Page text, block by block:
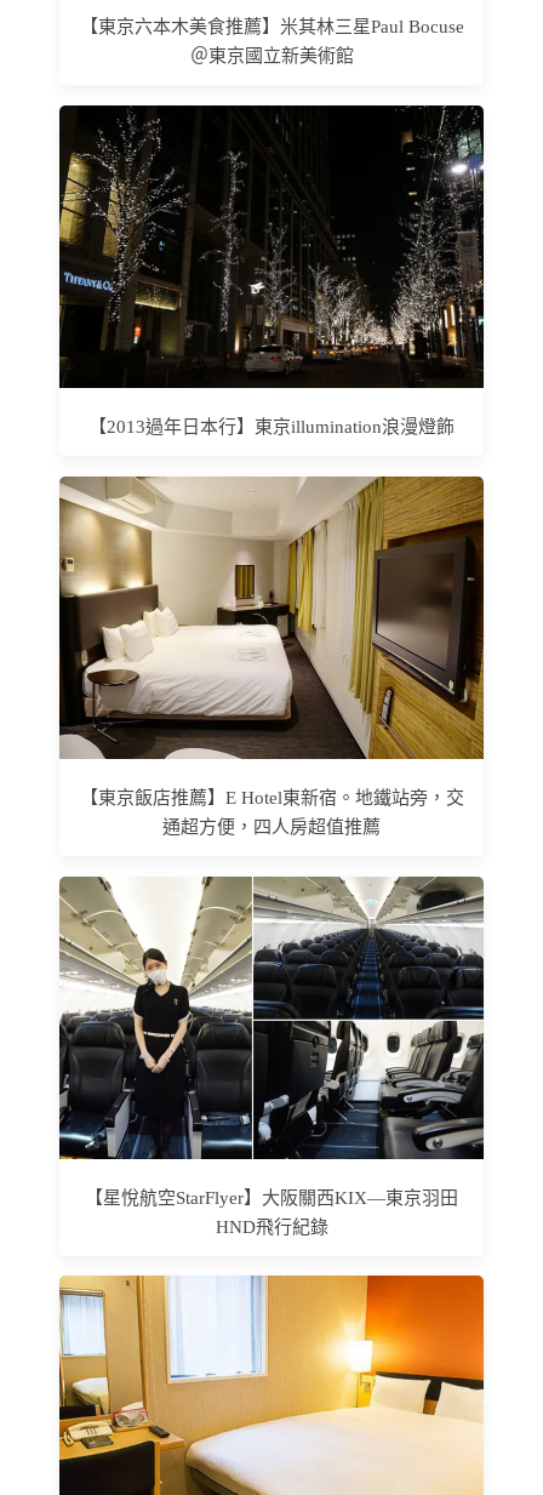
【東京六本木美食推薦】米其林三星Paul Bocuse
＠東京國立新美術館
【2013過年日本行】東京illumination浪漫燈飾
【東京飯店推薦】E Hotel東新宿。地鐵站旁，交
通超方便，四人房超值推薦
【星悅航空StarFlyer】大阪關西KIX—東京羽田
HND飛行紀錄